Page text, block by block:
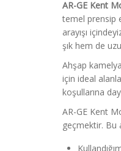
AR-GE Kent
temel prensip
arayışı
şık hem de
Ahşap
için ideal
koşullarına
AR-GE Kent
geçmektir. Bu